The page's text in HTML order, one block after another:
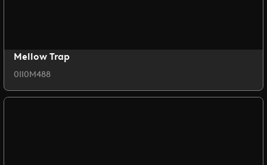
Mellow Trap
0II0M488